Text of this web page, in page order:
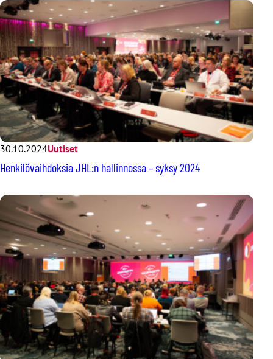
30.10.2024Uutiset
Henkilövaihdoksia JHL:n hallinnossa – syksy 2024